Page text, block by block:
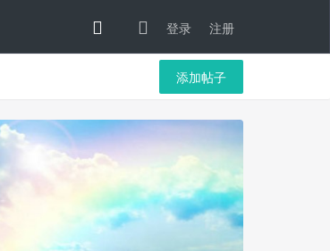
登录 注册
添加帖子